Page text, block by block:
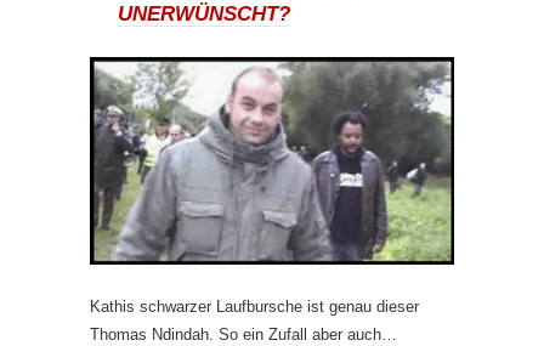
UNERWÜNSCHT?
Kathis schwarzer Laufbursche ist genau dieser
Thomas Ndindah. So ein Zufall aber auch…